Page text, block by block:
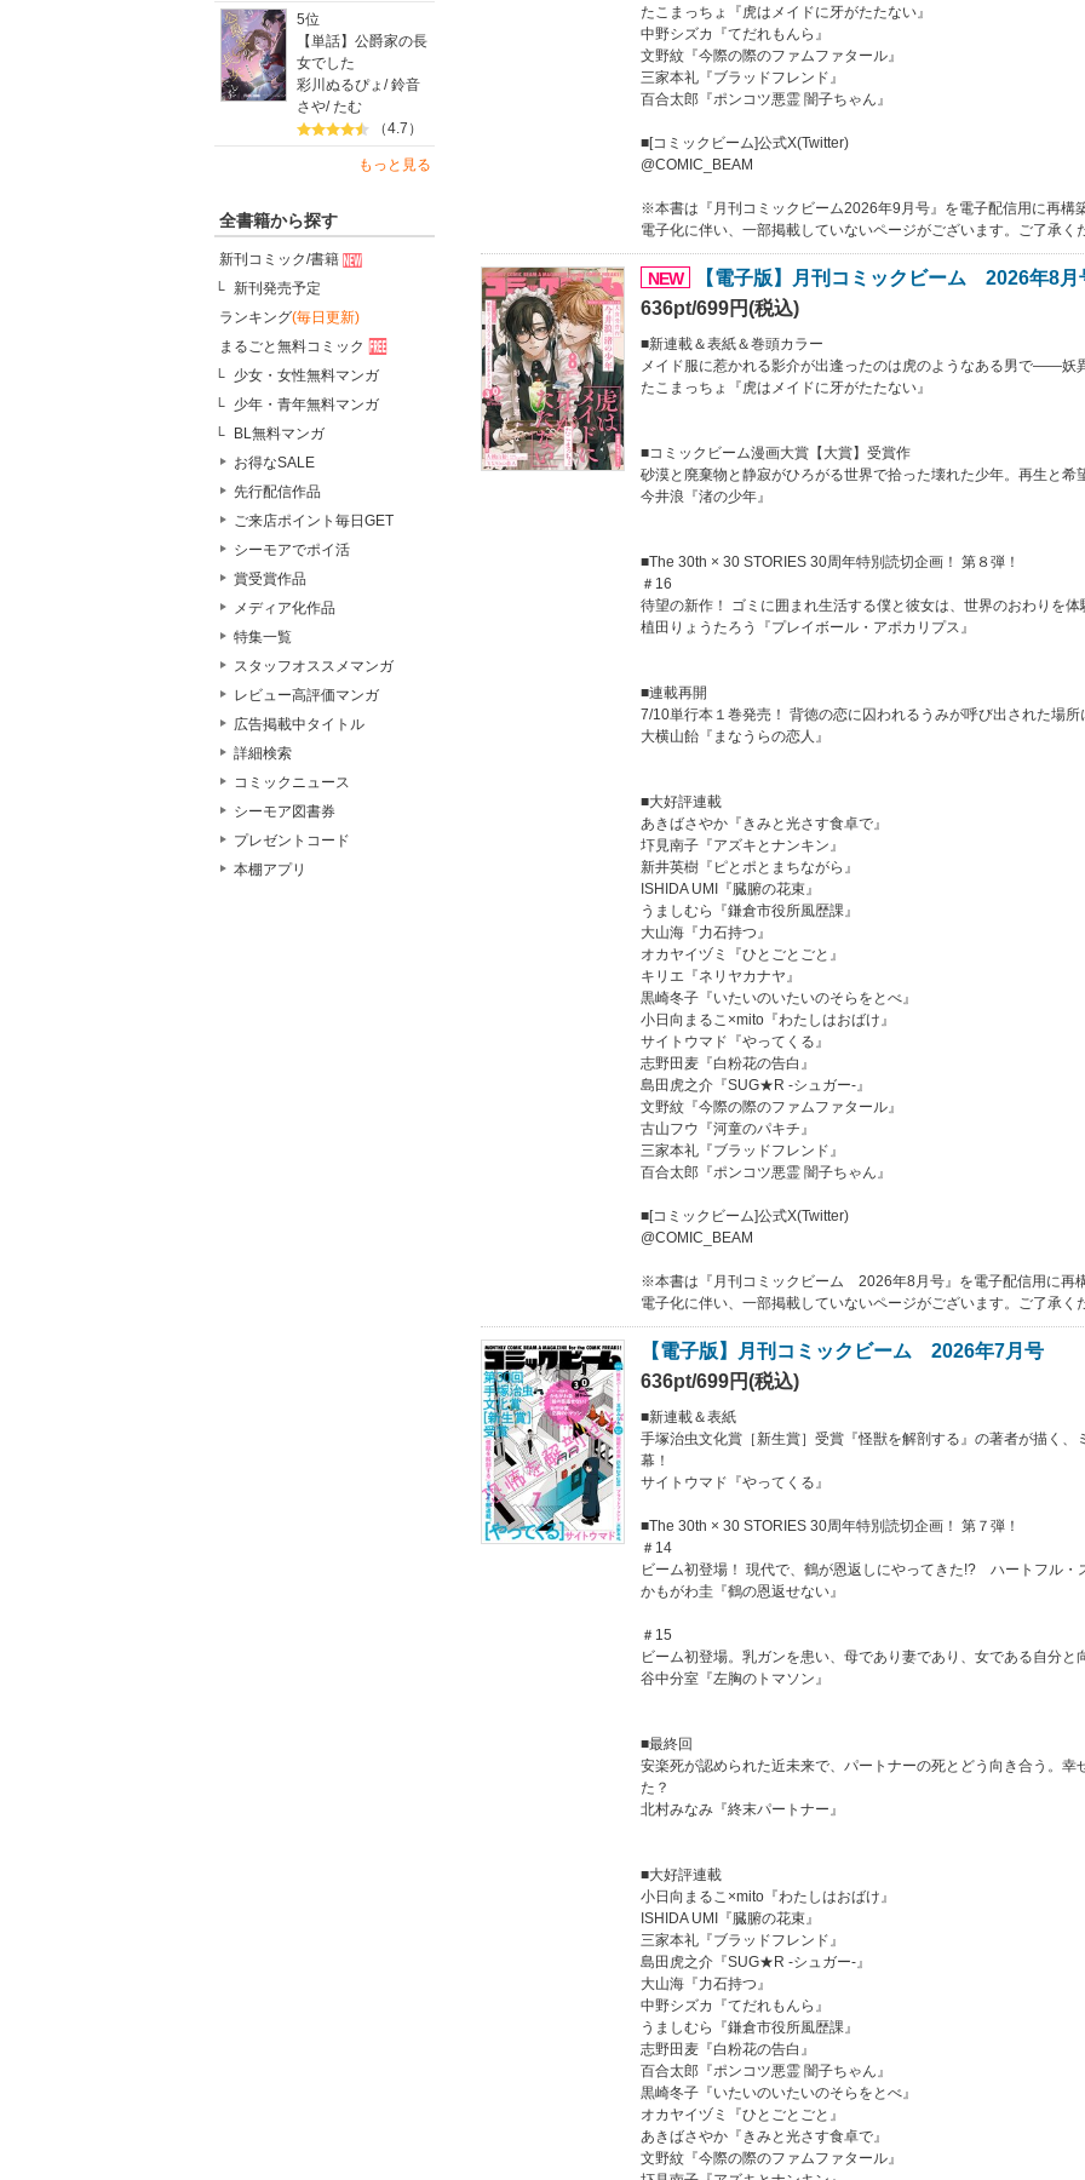
5位
【単話】公爵家の長
女でした
彩川ぬるぴょ /鈴音
さや/たむ
（4.7）
もっと見る
全書籍から探す
新刊コミック/書籍
新刊発売予定
ランキング(毎日更新)
まるごと無料コミック
少女・女性無料マンガ
少年・青年無料マンガ
BL無料マンガ
お得なSALE
先行配信作品
ご来店ポイント毎日GET
シーモアでポイ活
賞受賞作品
メディア化作品
特集一覧
スタッフオススメマンガ
レビュー高評価マンガ
広告掲載中タイトル
詳細検索
コミックニュース
シーモア図書券
プレゼントコード
本棚アプリ
たこまっちょ『虎はメイドに牙がたたない』
中野シズカ『てだれもんら』
文野紋『今際の際のファムファタール』
三家本礼『ブラッドフレンド』
百合太郎『ポンコツ悪霊 闇子ちゃん』
■[コミックビーム]公式X(Twitter)
@COMIC_BEAM
※本書は『月刊コミックビーム2026年9月号』を電子配信用に再構
電子化に伴い、一部掲載していないページがございます。ご了承く
NEW
【電子版】月刊コミックビーム 2026年8月
636pt/699円(税込)
■新連載＆表紙＆巻頭カラー
メイド服に惹かれる影介が出逢ったのは虎のようなある男で――妖
たこまっちょ『虎はメイドに牙がたたない』
■コミックビーム漫画大賞【大賞】受賞作
砂漠と廃棄物と静寂がひろがる世界で拾った壊れた少年。再生と希
今井浪『渚の少年』
■The 30th × 30 STORIES 30周年特別読切企画！ 第８弾！
＃16
待望の新作！ ゴミに囲まれ生活する僕と彼女は、世界のおわりを体
植田りょうたろう『プレイボール・アポカリプス』
■連載再開
7/10単行本１巻発売！ 背徳の恋に囚われるうみが呼び出された場
大横山飴『まなうらの恋人』
■大好評連載
あきばさやか『きみと光さす食卓で』
圷見南子『アズキとナンキン』
新井英樹『ピとポとまちながら』
ISHIDA UMI『臓腑の花束』
うましむら『鎌倉市役所風歴課』
大山海『力石持つ』
オカヤイヅミ『ひとごとごと』
キリエ『ネリヤカナヤ』
黒崎冬子『いたいのいたいのそらをとべ』
小日向まるこ×mito『わたしはおばけ』
サイトウマド『やってくる』
志野田麦『白粉花の告白』
島田虎之介『SUG★R -シュガー-』
文野紋『今際の際のファムファタール』
古山フウ『河童のパキチ』
三家本礼『ブラッドフレンド』
百合太郎『ポンコツ悪霊 闇子ちゃん』
■[コミックビーム]公式X(Twitter)
@COMIC_BEAM
※本書は『月刊コミックビーム 2026年8月号』を電子配信用に再構
電子化に伴い、一部掲載していないページがございます。ご了承く
【電子版】月刊コミックビーム 2026年7月号
636pt/699円(税込)
■新連載＆表紙
手塚治虫文化賞［新生賞］受賞『怪獣を解剖する』の著者が描く、
幕！
サイトウマド『やってくる』
■The 30th × 30 STORIES 30周年特別読切企画！ 第７弾！
＃14
ビーム初登場！ 現代で、鶴が恩返しにやってきた!? ハートフル・
かもがわ圭『鶴の恩返せない』
＃15
ビーム初登場。乳ガンを患い、母であり妻であり、女である自分
谷中分室『左胸のトマソン』
■最終回
安楽死が認められた近未来で、パートナーの死とどう向き合う。幸
た？
北村みなみ『終末パートナー』
■大好評連載
小日向まるこ×mito『わたしはおばけ』
ISHIDA UMI『臓腑の花束』
三家本礼『ブラッドフレンド』
島田虎之介『SUG★R -シュガー-』
大山海『力石持つ』
中野シズカ『てだれもんら』
うましむら『鎌倉市役所風歴課』
志野田麦『白粉花の告白』
百合太郎『ポンコツ悪霊 闇子ちゃん』
黒崎冬子『いたいのいたいのそらをとべ』
オカヤイヅミ『ひとごとごと』
あきばさやか『きみと光さす食卓で』
文野紋『今際の際のファムファタール』